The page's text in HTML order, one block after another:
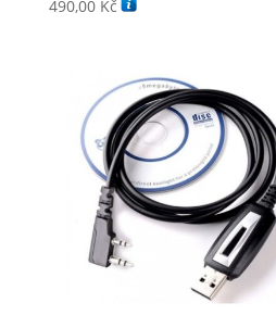
490,00 Kč